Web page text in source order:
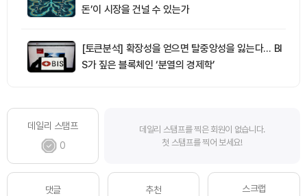
돈’이 시장을 건널 수 있는가
[토큰분석] 확장성을 얻으면 탈중앙성을 잃는다… BI
S가 짚은 블록체인 ‘분열의 경제학’
데일리 스탬프
0
데일리 스탬프를 찍은 회원이 없습니다.
첫 스탬프를 찍어 보세요!
댓글
추천
스크랩